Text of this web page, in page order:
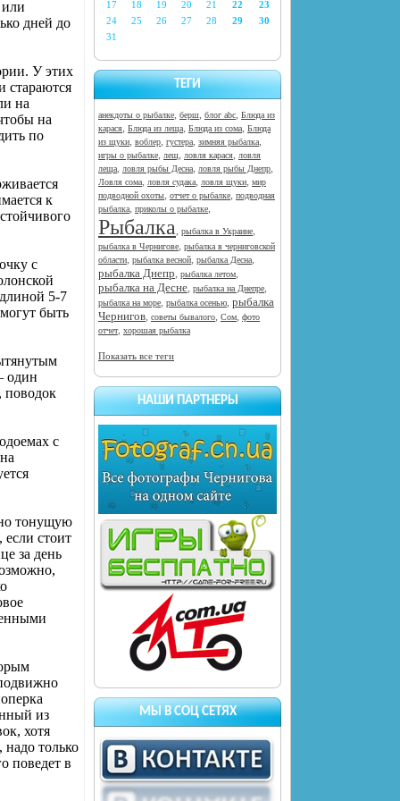
17 18 19 20 21 22
23
24
25 26 27 28 29
30
31
ТЕГИ
анекдоты о рыбалке, берш, блог abc, Блюда из
карася, Блюда из леща, Блюда из сома, Блюда
из щуки, воблер, густера, зимняя рыбалка,
игры о рыбалке, лещ, ловля карася, ловля
леща, ловля рыбы Десна, ловля рыбы Днепр,
Ловля сома, ловля судака, ловля щуки, мир
подводной охоты, отчет о рыбалке, подводная
рыбалка, приколы о рыбалке,
Рыбалка, рыбалка в Украине,
рыбалка в Чернигове, рыбалка в черниговской
области, рыбалка весной, рыбалка Десна,
рыбалка Днепр, рыбалка летом,
рыбалка на Десне, рыбалка на Днепре,
рыбалка на море, рыбалка осенью, рыбалка
Чернигов, советы бывалого, Сом, фото
отчет, хорошая рыбалка
Показать все теги
НАШИ ПАРТНЕРЫ
МЫ В СОЦ СЕТЯХ
или
дней до
У этих
стараются
на
на
по
к
с
5-7
быть
один
поводок
с
тонущую
если стоит
за день
из
хотя
только
поведет в